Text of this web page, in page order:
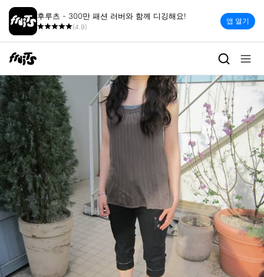
후루츠 - 300만 패션 러버와 함께 디깅해요!
(4.9)
앱 열기